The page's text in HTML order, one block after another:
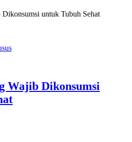
Wajib Dikonsumsi